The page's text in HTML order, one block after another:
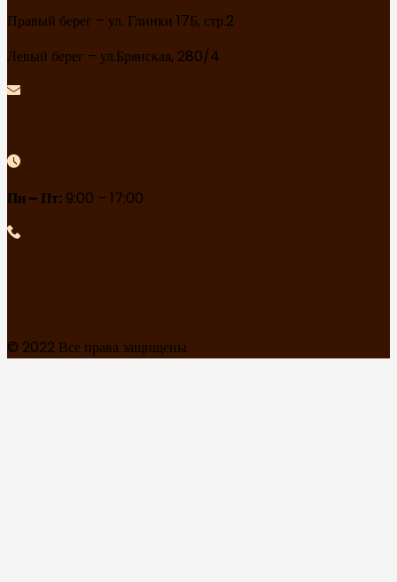
Правый берег – ул. Глинки 17Б, стр.2
Левый берег – ул.Брянская, 280/4
Пн – Пт: 9:00 – 17:00
© 2022 Все права защищены